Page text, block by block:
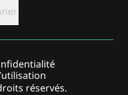
réservés.